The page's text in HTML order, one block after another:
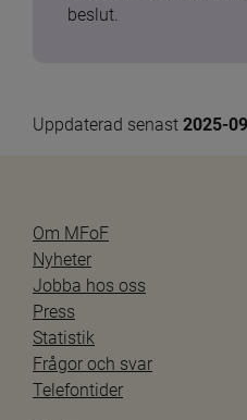
beslut.
Uppdaterad senast 2025-
Om MFoF
Nyheter
Jobba hos oss
Press
Statistik
Frågor och svar
Telefontider